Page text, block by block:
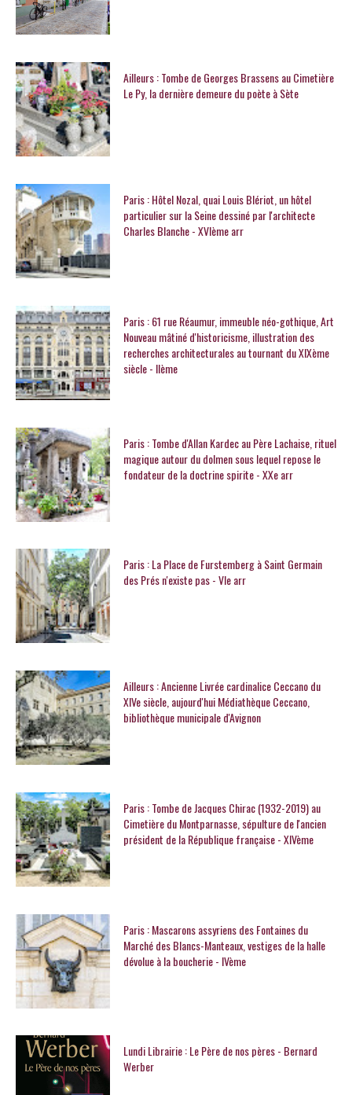
Ailleurs : Tombe de Georges Brassens au Cimetière
Le Py, la dernière demeure du poète à Sète
Paris : Hôtel Nozal, quai Louis Blériot, un hôtel
particulier sur la Seine dessiné par l'architecte
Charles Blanche - XVIème arr
Paris : 61 rue Réaumur, immeuble néo-gothique, Art
Nouveau mâtiné d'historicisme, illustration des
recherches architecturales au tournant du XIXème
siècle - IIème
Paris : Tombe d'Allan Kardec au Père Lachaise, rituel
magique autour du dolmen sous lequel repose le
fondateur de la doctrine spirite - XXe arr
Paris : La Place de Furstemberg à Saint Germain
des Prés n'existe pas - VIe arr
Ailleurs : Ancienne Livrée cardinalice Ceccano du
XIVe siècle, aujourd'hui Médiathèque Ceccano,
bibliothèque municipale d'Avignon
Paris : Tombe de Jacques Chirac (1932-2019) au
Cimetière du Montparnasse, sépulture de l'ancien
président de la République française - XIVème
Paris : Mascarons assyriens des Fontaines du
Marché des Blancs-Manteaux, vestiges de la halle
dévolue à la boucherie - IVème
Lundi Librairie : Le Père de nos pères - Bernard
Werber